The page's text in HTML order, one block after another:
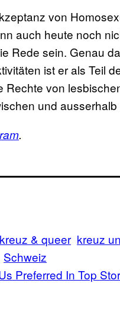
von
auch heute noch
Rede sein. Genau
ist er als Teil
Rechte von
und
.
kreuz & queer kreuz
Schweiz
Preferred In Top